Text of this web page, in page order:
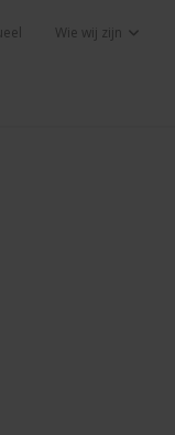
Wie wij zijn